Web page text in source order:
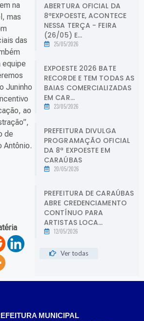
na
mas
das
equipe
Juninho
ao
de
Antônio.
ABERTURA OFICIAL DA
8ªEXPOESTE, ACONTECE
NESSA TERÇA - FEIRA
(26/05) E...
25/05/2026
EXPOESTE 2026 BATE
RECORDE E TEM TODAS AS
BAIAS COMERCIALIZADAS
EM CAR...
23/05/2026
PREFEITURA DIVULGA
PROGRAMAÇÃO OFICIAL
DA 8ª EXPOESTE EM
CARAÚBAS
20/05/2026
PREFEITURA DE CARAÚBAS
ABRE CREDENCIAMENTO
CONTÍNUO PARA
ARTISTAS LOCA...
12/05/2026
Ver todas
MUNICIPAL